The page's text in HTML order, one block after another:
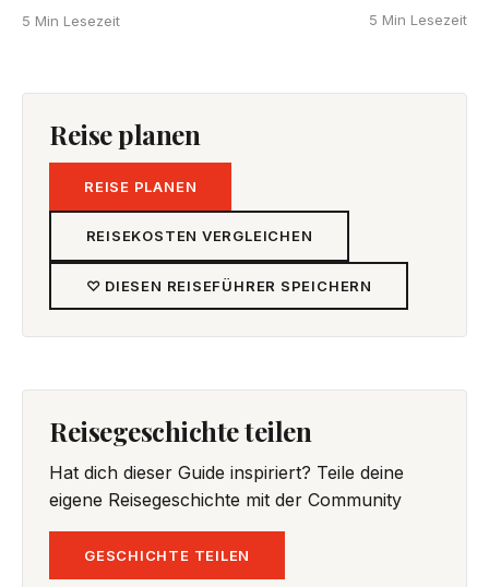
5 Min Lesezeit 5 Min Lesezeit
Reise planen
REISE PLANEN
REISEKOSTEN VERGLEICHEN
♡ DIESEN REISEFÜHRER SPEICHERN
Reisegeschichte teilen
Hat dich dieser Guide inspiriert? Teile deine
eigene Reisegeschichte mit der Community
GESCHICHTE TEILEN